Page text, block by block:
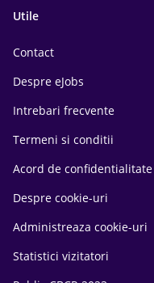
Utile
Contact
Despre eJobs
Intrebari frecvente
Termeni si conditii
Acord de confidentialitate
Despre cookie-uri
Administreaza cookie-uri
Statistici vizitatori